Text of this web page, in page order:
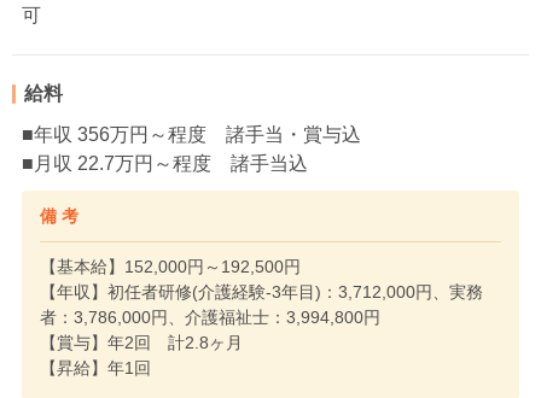
可
給料
■年収 356万円～程度 諸手当・賞与込
■月収 22.7万円～程度 諸手当込
備 考
【基本給】152,000円～192,500円
【年収】初任者研修(介護経験-3年目)：3,712,000円、実務
者：3,786,000円、介護福祉士：3,994,800円
【賞与】年2回 計2.8ヶ月
【昇給】年1回